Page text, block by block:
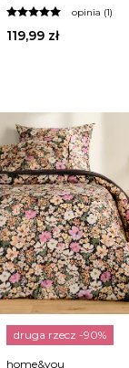
opinia (1)
119,99 zł
druga rzecz -90%
home&you